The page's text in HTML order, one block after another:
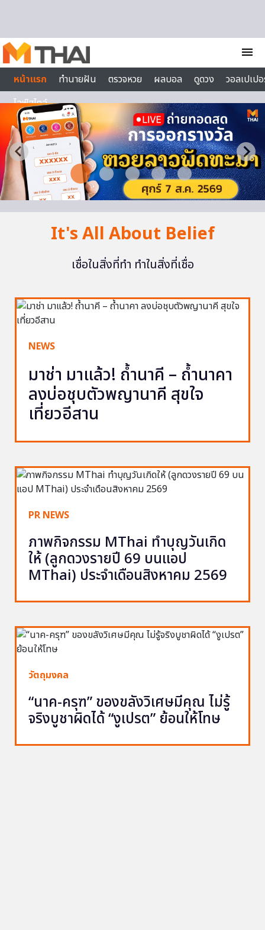
menu
หน้าแรก
ทำนายฝัน ตรวจหวย ผลบอล ดูดวง
วอลเปเป
ไลฟ์สไตล์
It's All About Belief
เชื่อในสิ่งที่ทำ ทำในสิ่งที่เชื่อ
NEWS
มาช่า มาแล้ว! ถ้ำนาคี – ถ้ำนาคา
ลงบ่อชุบตัวพญานาคี สุขใจ
เที่ยวอีสาน
PR NEWS
ภาพกิจกรรม MThai ทำบุญวันเกิด
ให้ (ลูกดวงรายปี 69 บนแอป
MThai) ประจำเดือนสิงหาคม 2569
วัตถุมงคล
“นาค-ครุฑ” ของขลังวิเศษมีคุณ ไม่รู้
จริงบูชาผิดได้ “งูเปรต” ย้อนให้โทษ